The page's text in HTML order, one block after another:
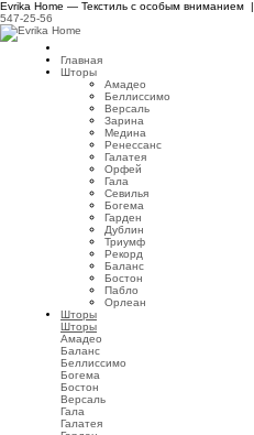
Evrika Home — Текстиль с особым вниманием |
547-25-56
Главная
Шторы
Амадео
Беллиссимо
Версаль
Зарина
Медина
Ренессанс
Галатея
Орфей
Гала
Севилья
Богема
Гарден
Дублин
Триумф
Рекорд
Баланс
Бостон
Пабло
Орлеан
Шторы
Шторы
Амадео
Баланс
Беллиссимо
Богема
Бостон
Версаль
Гала
Галатея